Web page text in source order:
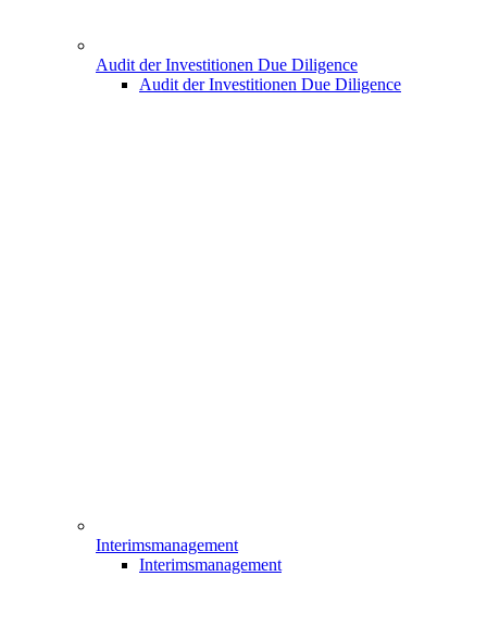
Audit der Investitionen Due Diligence
Audit der Investitionen Due Diligence
Interimsmanagement
Interimsmanagement